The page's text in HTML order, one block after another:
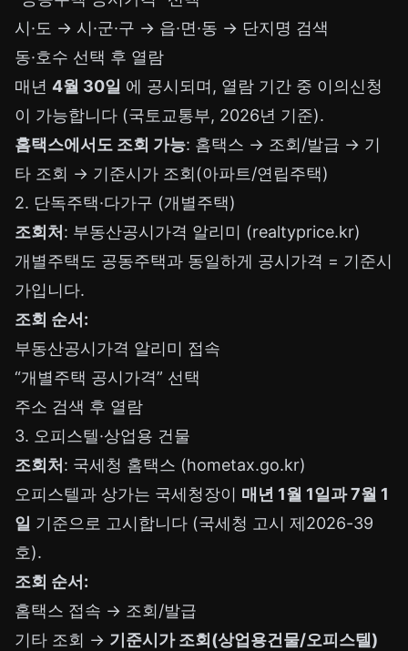
시·도 → 시·군·구 → 읍·면·동 → 단지명 검색
동·호수 선택 후 열람
매년 4월 30일 에 공시되며, 열람 기간 중 이의신청
이 가능합니다 (국토교통부, 2026년 기준).
홈택스에서도 조회 가능: 홈택스 → 조회/발급 → 기
타 조회 → 기준시가 조회(아파트/연립주택)
2. 단독주택·다가구 (개별주택)
조회처 : 부동산공시가격 알리미 (realtyprice.kr)
개별주택도 공동주택과 동일하게 공시가격 = 기준시
가입니다.
조회 순서:
부동산공시가격 알리미 접속
“개별주택 공시가격” 선택
주소 검색 후 열람
3. 오피스텔·상업용 건물
조회처 : 국세청 홈택스 (hometax.go.kr)
오피스텔과 상가는 국세청장이 매년 1월 1일과 7월 1
일 기준으로 고시합니다 (국세청 고시 제2026-39
호).
조회 순서:
홈택스 접속 → 조회/발급
기타 조회 → 기준시가 조회(상업용건물/오피스텔)